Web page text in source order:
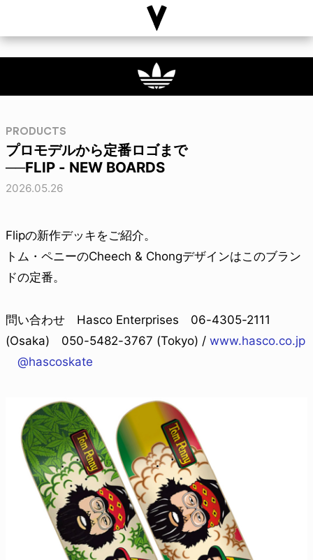
PRODUCTS
プロモデルから定番ロゴまで
──FLIP - NEW BOARDS
2026.05.26
Flipの新作デッキをご紹介。
トム・ペニーのCheech & Chongデザインはこのブラン
ドの定番。
問い合わせ Hasco Enterprises 06-4305-2111
(Osaka) 050-5482-3767 (Tokyo) / www.hasco.co.jp
@hascoskate